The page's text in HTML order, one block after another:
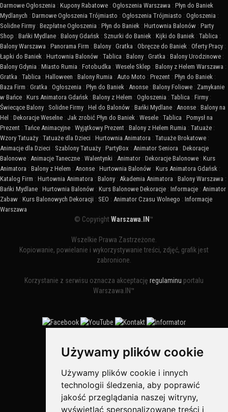
Używamy plików cookie
Używamy plików cookie i innych
technologii śledzenia, aby poprawić
jakość przeglądania naszej witryny,
wyświetlać spersonalizowane treści i
Darmowe Ogłoszenia : Kupony Rabatowe : Ogłoszenia Warszawa : Płyn do Baniek
Mydlanych : Darmowe Ogłoszenia Trójmiasto : Ogłoszenia Trójmiasto : Ogłoszenia :
Solidne Firmy : Bezpłatne Ogłoszenia : Płyn do Baniek : Hurtownia Balonów : Party
Shop : Bańki Mydlane : Balony Gdańsk : Sznurki do Baniek : Kijki do Baniek : Tablica :
Balony Warszawa : Panorama Firm : Balony : Gratka : Obręcze do Baniek : Oferty Pracy :
Łapki do Baniek : Hurtownia Balonów : Tablica : Balony : Gratka : Balony Urodzinowe :
Balony Gdynia : Miasto Rumia : Fotobudka : Wesele Sklep : Balony z Helem Warszawa :
Gratka : Tablica : Halloween : Balony Rumia : Auto Moto : Prezent : Płyn do Baniek :
Baza Firm : Gratka : Ogłoszenia : Płyn do Baniek : Anonse : Balony Foliowe : Zamykanie
w Bańce : Kurs Animatora Gdańsk : Balony z Helem : Ogłoszenia : Tablica : Firmy :
Świecące Balony : Solidne Firmy : Hel do Balonów : Bańki Mydlane : Anonse : Balony na
Hel : Dekoracje Weselne : Jak zrobić Płyn do Baniek : Wesele : Tablica : Pomysł na
Prezent : Tańce Animacyjne : Wyjątkowy Prezent : Balony z Helem Rumia : Tatuaże :
Wzory Tatuaży : Tatuaże dla Dzieci : Hurtownia Animatora : Tatuaże Brokatowe :
Animacje dla Dzieci : Szablony Tatuaży : PartyBox : Animator Seniora : Dekoracje
Balonowe : Animacje Taneczne : Walentynki : Animator : Dekoracje Balonowe : Kurs
Animatora : Balony z Helem : Anonse : Hurtownia Balonów : Kurs Animatora Gdańsk :
Katalog Firm : Hurtownia Animatora : Balony : Akademia Animatora : Balony Warszawa :
Bańki Mydlane : Hurtownia Balonów : Kurs Balonowe Dekoracje : Informacje : Animator
Zabaw : Kurs Balonowych Dekoracji : SEO : Animator Czasu Wolnego : Informacje
Warszawa
© CopyrightWarszawa.IN ™
Wszelkie Prawa Zastrzeżone.
Kopiowanie, powielanie i wykorzystywanie treści, zdjęć, grafik jest
zabronione.
Korzystanie z serwisu oznacza akceptację regulaminu portalu
Warszawa.IN™